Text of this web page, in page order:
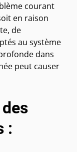
courant
en raison
de
au système
dans
peut causer
: